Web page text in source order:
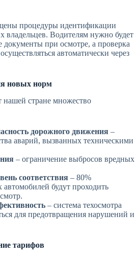
процедуры идентификации
владельцев. Водителям нужно будет
документы при осмотре, а проверка
автоматически через
новых норм
стране множество
дорожного движения –
аварий, вызванных техническими
– ограничение выбросов вредных
соответствия – 80%
автомобилей будут проходить
– система техосмотра
для предотвращения нарушений и
тарифов